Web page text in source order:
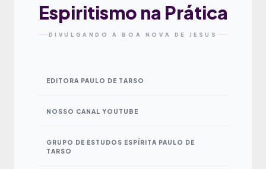
Espiritismo na Prática
DIVULGANDO A BOA NOVA DE JESUS
EDITORA PAULO DE TARSO
NOSSO CANAL YOUTUBE
GRUPO DE ESTUDOS ESPÍRITA PAULO DE
TARSO